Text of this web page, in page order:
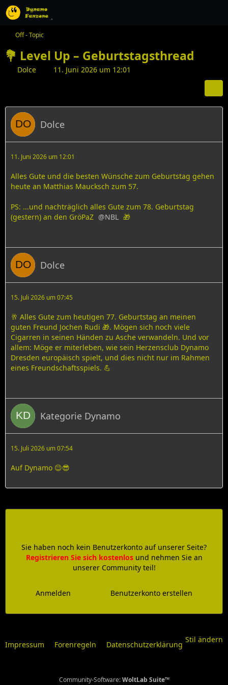
Off - Topic
💐 Level Up – Geburtstagsthread
Dolce 11. Juni 2026 um 12:01
Dolce
11. Juni 2026 um 12:01
Alles Gute und die besten Wünsche zum Geburtstag gehen
heute an Matthias Maucksch zum 57.
PS: ...und nachträglich alles Gute zum 78. Geburtstag
(gestern) an den GröPaZ
NBL 🎁
Dolce
15. Juli 2026 um 07:45
🥂 Alles Gute zum heutigen 77. Geburtstag an meinen
guten Freund Jochen Rudi 🎁. Mögen sich noch viele
Cigarren in seinen Händen zu Asche verwandeln. Und vor
allem: Möge er miterleben, wie sein Herzensclub Dynamo
Dresden europäisch spielt, und dies nicht nur im Rahmen
eines Freundschaftsspiels. 💪
Kategorie Dynamo
15. Juli 2026 um 07:54
Auf Dynamo 😉😎
Sie haben noch kein Benutzerkonto auf unserer Seite?
Registrieren Sie sich kostenlosund nehmen Sie an
unserer Community teil!
Benutzerkonto erstellen
Anmelden
Stil ändern
Impressum Forenregeln Datenschutzerklärung
Community-Software:WoltLab Suite™